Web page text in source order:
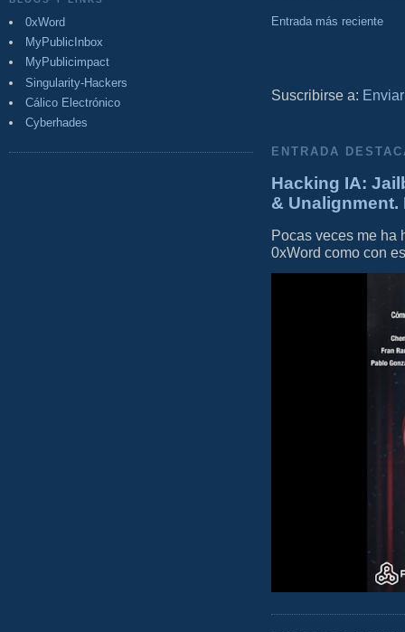
0xWord
MyPublicInbox
MyPublicimpact
Singularity-Hackers
Cálico Electrónico
Cyberhades
Entrada más reciente
Suscribirse a:
ENTRADA
Hacking IA:
&
Pocas veces me ha
0xWord como con